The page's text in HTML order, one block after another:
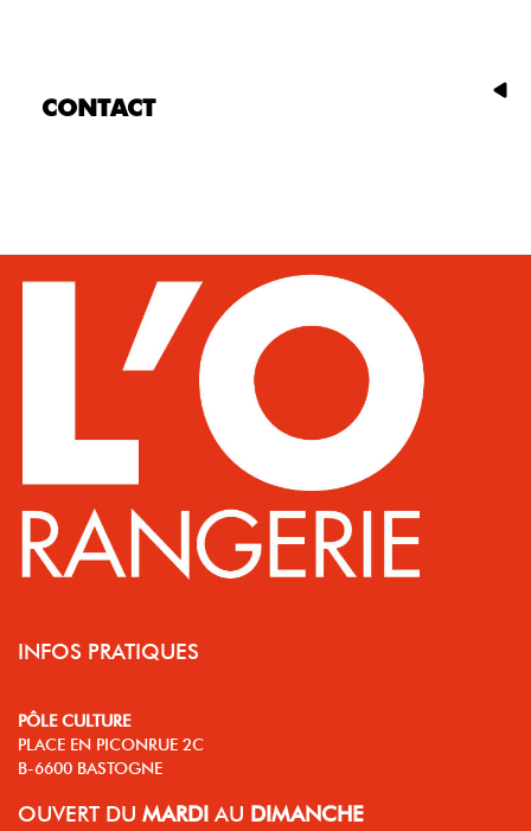
CONTACT
INFOS PRATIQUES
PÔLE CULTURE
PLACE EN PICONRUE 2C
B-6600 BASTOGNE
OUVERT DU MARDI AU DIMANCHE